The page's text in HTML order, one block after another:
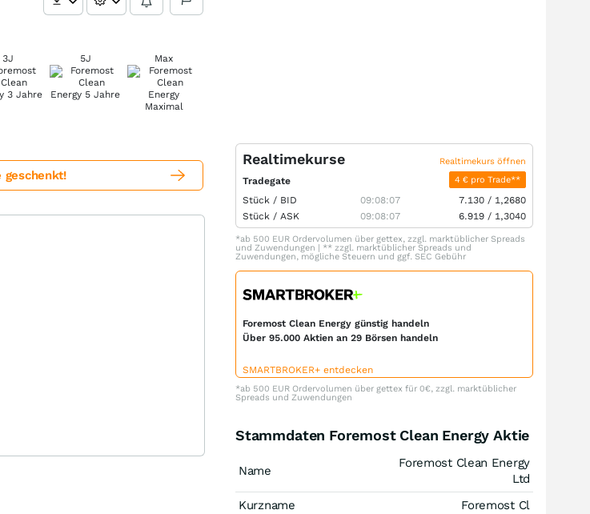
3J 5J Max
geschenkt!
Realtimekurse Realtimekurs öffnen
Tradegate 4 € pro Trade**
Stück / BID 09:08:07 7.130 / 1,2680
Stück / ASK 09:08:07 6.919 / 1,3040
*ab 500 EUR Ordervolumen über gettex, zzgl. marktüblicher Spreads
und Zuwendungen | ** zzgl. marktüblicher Spreads und
Zuwendungen, mögliche Steuern und ggf. SEC Gebühr
Foremost Clean Energy günstig handeln
Über 95.000 Aktien an 29 Börsen handeln
SMARTBROKER+ entdecken
*ab 500 EUR Ordervolumen über gettex für 0€, zzgl. marktüblicher
Spreads und Zuwendungen
Stammdaten Foremost Clean Energy Aktie
Name
Foremost Clean Energy
Ltd
Kurzname
Foremost Cl